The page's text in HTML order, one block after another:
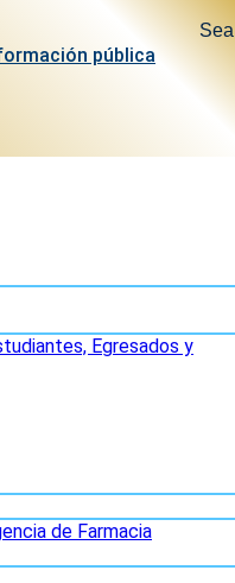
pública
Egresados y
de Farmacia